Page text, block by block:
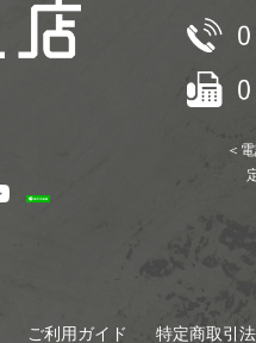
＜
ご利用ガイド 特定商取引